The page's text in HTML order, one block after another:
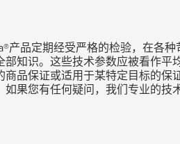
®产品定期经受严格的检验，在各
部知识。这些技术参数应被看作
商品保证或适用于某特定目标的保
如果您有任何疑问，我们专业的技